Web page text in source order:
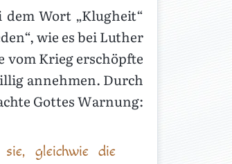
Wort „Klugheit“
wie es bei Luther
vom Krieg erschöpfte
annehmen. Durch
Gottes Warnung:
gleichwie die